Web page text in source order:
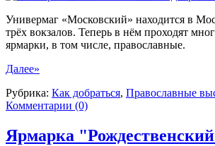
Универмаг «Московский» находится в
трёх вокзалов. Теперь в нём проходят
ярмарки, в том числе, православные.
Далее»
Рубрика: Как добраться, Православные
Комментарии (0)
Ярмарка